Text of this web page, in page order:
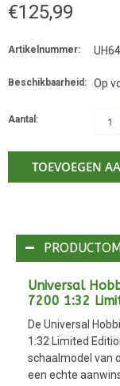
€125,99
Artikelnummer:
Beschikbaarheid: Op
Aantal:
TOEVOEGEN
Universal
7200 1:32
De Universal
1:32 Limited
schaalmodel van
een echte